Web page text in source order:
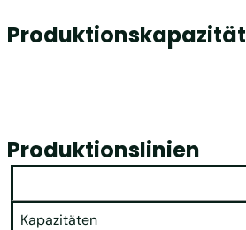
Produktionskapazität
Produktionslinien
Kapazitäten